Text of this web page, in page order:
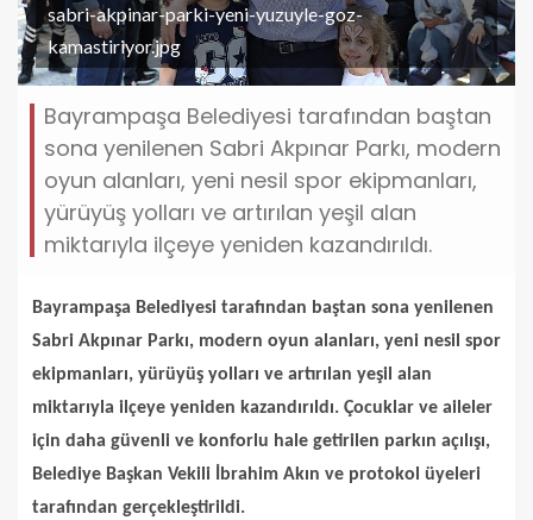
sabri-akpinar-parki-yeni-yuzuyle-goz-
kamastiriyor.jpg
Bayrampaşa Belediyesi tarafından baştan
sona yenilenen Sabri Akpınar Parkı, modern
oyun alanları, yeni nesil spor ekipmanları,
yürüyüş yolları ve artırılan yeşil alan
miktarıyla ilçeye yeniden kazandırıldı.
Bayrampaşa Belediyesi tarafından baştan sona yenilenen
Sabri Akpınar Parkı, modern oyun alanları, yeni nesil spor
ekipmanları, yürüyüş yolları ve artırılan yeşil alan
miktarıyla ilçeye yeniden kazandırıldı. Çocuklar ve aileler
için daha güvenli ve konforlu hale getirilen parkın açılışı,
Belediye Başkan Vekili İbrahim Akın ve protokol üyeleri
tarafından gerçekleştirildi.